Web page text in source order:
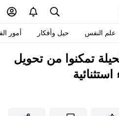
علم النفس حيل وأفكار أمور
تمكنوا من تحويل